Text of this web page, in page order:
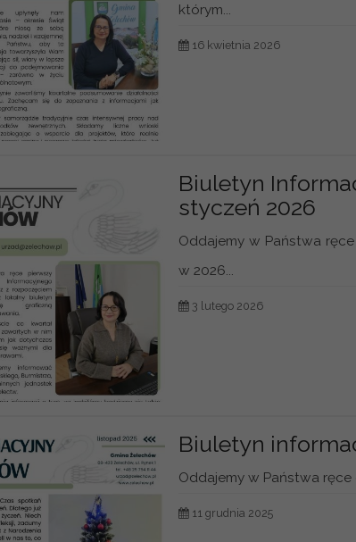
którym...
16 kwietnia 2026
Biuletyn
styczeń 2026
Oddajemy w Państwa
w 2026...
3 lutego 2026
Biuletyn
Oddajemy w Państwa ręce
11 grudnia 2025